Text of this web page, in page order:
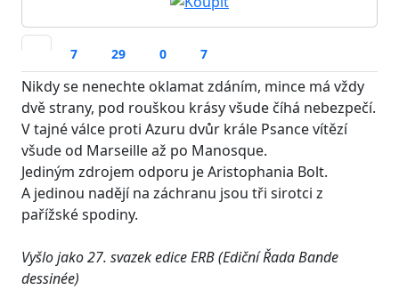
7 29 0 7
Nikdy se nenechte oklamat zdáním, mince má vždy
dvě strany, pod rouškou krásy všude číhá nebezpečí.
V tajné válce proti Azuru dvůr krále Psance vítězí
všude od Marseille až po Manosque.
Jediným zdrojem odporu je Aristophania Bolt.
A jedinou nadějí na záchranu jsou tři sirotci z
pařížské spodiny.
Vyšlo jako 27. svazek edice ERB (Ediční Řada Bande
dessinée)